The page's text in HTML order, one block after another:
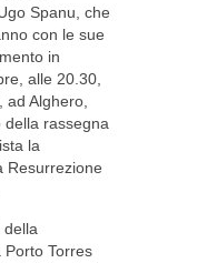
Spanu, che
con le sue
in
alle 20.30,
Alghero,
della rassegna
la
Resurrezione
della
Porto Torres